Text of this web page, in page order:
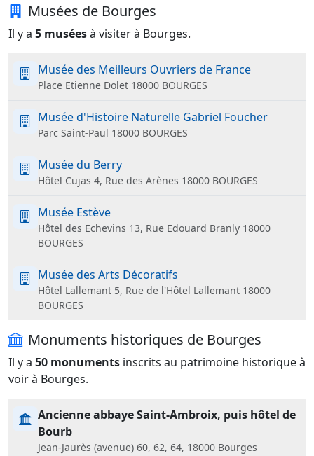
Musées de Bourges
Il y a 5 muséesà visiter à Bourges.
Musée des Meilleurs Ouvriers de France
Place Etienne Dolet 18000 BOURGES
Musée d'Histoire Naturelle Gabriel Foucher
Parc Saint-Paul 18000 BOURGES
Musée du Berry
Hôtel Cujas 4, Rue des Arènes 18000 BOURGES
Musée Estève
Hôtel des Echevins 13, Rue Edouard Branly 18000
BOURGES
Musée des Arts Décoratifs
Hôtel Lallemant 5, Rue de l'Hôtel Lallemant 18000
BOURGES
Monuments historiques de Bourges
Il y a 50 monuments inscrits au patrimoine historique à
voir à Bourges.
Ancienne abbaye Saint-Ambroix, puis hôtel de
Bourb
Jean-Jaurès (avenue) 60, 62, 64, 18000 Bourges